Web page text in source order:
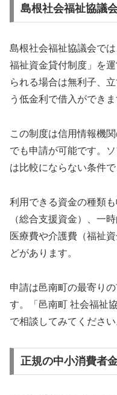
島根社会福祉協議
島根社会福祉協議会で
福祉資金貸付制度」を
られる場合は無利子、
う低金利で借入ができま
この制度は信用情報機
でも申請が可能です。
は比較にならない条件
利用できる資金の種類
（総合支援資金）、一
医療費や介護費（福祉
どがあります。
申請は邑南町の最寄り
す。「邑南町 社会福祉
で相談してみてください
正規の中小消費者